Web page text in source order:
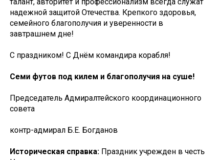
надежной защитой Отечества. Крепкого здоровья,
семейного благополучия и уверенности в
завтрашнем дне!
С праздником! С Днём командира корабля!
Семи футов под килем и благополучия на суше!
Председатель Адмиралтейского координационного
совета
контр-адмирал Б.Е. Богданов
Историческая справка: Праздник учрежден в честь